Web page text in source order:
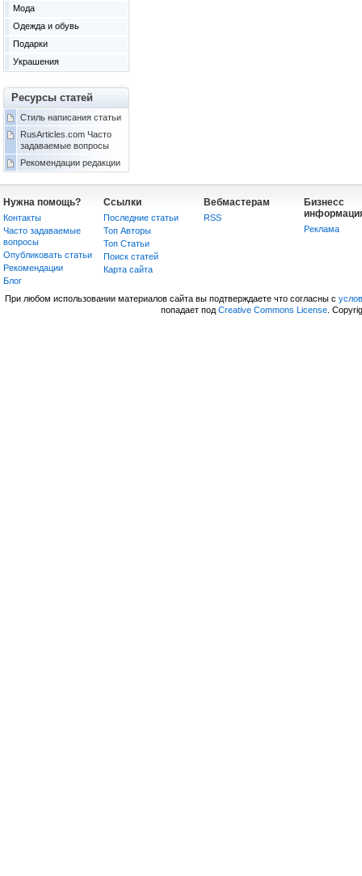
Мода
Одежда и обувь
Подарки
Украшения
Ресурсы статей
Стиль написания статьи
RusArticles.com Часто
задаваемые вопросы
Рекомендации редакции
Нужна помощь?
Контакты
Часто задаваемые
вопросы
Опубликовать статьи
Рекомендации
Блог
Ссылки
Последние статьи
Топ Авторы
Топ Статьи
Поиск статей
Карта сайта
Вебмастерам
RSS
Бизнесс
Реклама
При любом использовании материалов сайта вы подтверждаете что согласны с
попадает под Creative Commons License.